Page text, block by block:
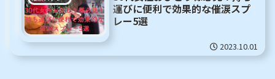
運びに便利で効果的な催涙スプ
レー5選
2023.10.01